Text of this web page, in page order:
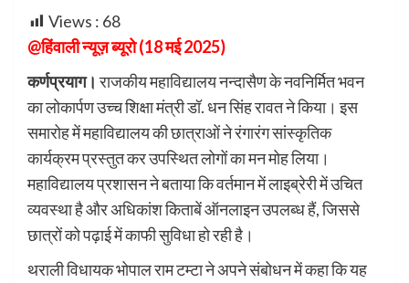
Views : 68
@हिंवाली न्यूज़ ब्यूरो (18 मई 2025)
कर्णप्रयाग।राजकीय महाविद्यालय नन्दासैण के नवनिर्मित भवन
का लोकार्पण उच्च शिक्षा मंत्री डॉ. धन सिंह रावत ने किया। इस
समारोह में महाविद्यालय की छात्राओं ने रंगारंग सांस्कृतिक
कार्यक्रम प्रस्तुत कर उपस्थित लोगों का मन मोह लिया।
महाविद्यालय प्रशासन ने बताया कि वर्तमान में लाइब्रेरी में उचित
व्यवस्था है और अधिकांश किताबें ऑनलाइन उपलब्ध हैं, जिससे
छात्रों को पढ़ाई में काफी सुविधा हो रही है।
थराली विधायक भोपाल राम टम्टा ने अपने संबोधन में कहा कि यह